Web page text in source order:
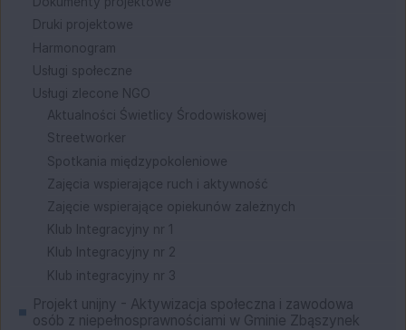
Druki projektowe
Harmonogram
Usługi społeczne
Usługi zlecone NGO
Aktualności Świetlicy Środowiskowej
Streetworker
Spotkania międzypokoleniowe
Zajęcia wspierające ruch i aktywność
Zajęcie wspierające opiekunów zależnych
Klub Integracyjny nr 1
Klub Integracyjny nr 2
Klub integracyjny nr 3
Projekt unijny - Aktywizacja społeczna i zawodowa
osób z niepełnosprawnościami w Gminie Zbąszynek